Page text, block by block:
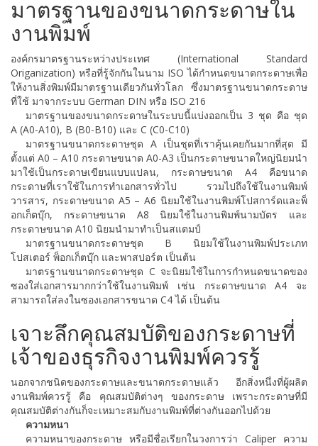
มาตรฐานของขนาดกระดาษใน
งานพิมพ์
องค์กรมาตรฐานระหว่างประเทศ (International Standard
Origanization) หรือที่รู้จักกันในนาม ISO ได้กำหนดขนาดกระดาษเพื่อ
ให้งานสิ่งพิมพ์มีมาตรฐานเดียวกันทั่วโลก ซึ่งมาตรฐานขนาดกระดาษ
ที่ใช้ มาจากระบบ German DIN หรือ ISO 216
มาตรฐานของขนาดกระดาษในระบบนี้แบ่งออกเป็น 3 ชุด คือ ชุด
A (A0-A10), B (B0-B10) และ C (C0-C10)
มาตรฐานขนาดกระดาษชุด A เป็นชุดที่เราคุ้นเคยกันมากที่สุด มี
ตั้งแต่ A0 – A10 กระดาษขนาด A0-A3 เป็นกระดาษขนาดใหญ่นิยมนำ
มาใช้เป็นกระดาษเขียนแบบแปลน, กระดาษขนาด A4 คือขนาด
กระดาษที่เราใช้ในการทำเอกสารทั่วไป รวมไปถึงใช้ในงานพิมพ์
วารสาร, กระดาษขนาด A5 – A6 นิยมใช้ในงานพิมพ์โปสการ์ดและพ็
อกเก็ตบุ๊ก, กระดาษขนาด A8 นิยมใช้ในงานพิมพ์นามบัตร และ
กระดาษขนาด A10 นิยมนำมาทำเป็นสแตมป์
มาตรฐานขนาดกระดาษชุด B นิยมใช้ในงานพิมพ์ประเภท
โปสเตอร์ พ็อกเก็ตบุ๊ก และพาสปอร์ต เป็นต้น
มาตรฐานขนาดกระดาษชุด C จะนิยมใช้ในการกำหนดขนาดของ
ซองใส่เอกสารมากกว่าใช้ในงานพิมพ์ เช่น กระดาษขนาด A4 จะ
สามารถใส่ลงในซองเอกสารขนาด C4 ได้ เป็นต้น
เจาะลึกคุณสมบัติของกระดาษที่
เจ้าของธุรกิจงานพิมพ์ควรรู้
นอกจากชนิดของกระดาษและขนาดกระดาษแล้ว อีกสิ่งหนึ่งที่ผู้ผลิต
งานพิมพ์ควรรู้ คือ คุณสมบัติต่างๆ ของกระดาษ เพราะกระดาษที่มี
คุณสมบัติต่างกันก็จะเหมาะสมกับงานพิมพ์ที่ต่างกันออกไปด้วย
ความหนา
ความหนาของกระดาษ หรือมีชื่อเรียกในวงการว่า Caliper ความ